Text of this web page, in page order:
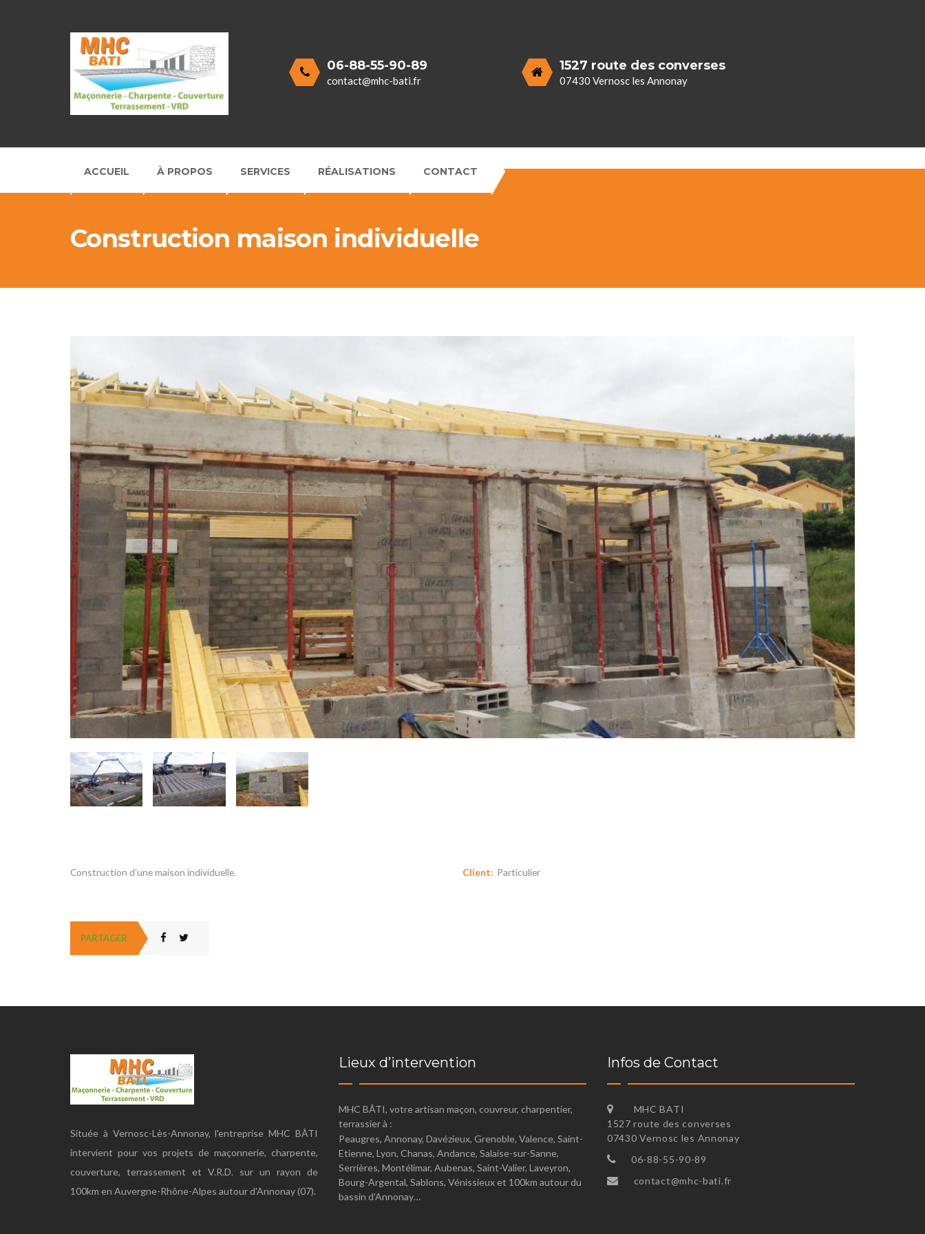
06-88-55-90-89
contact@mhc-bati.fr
1527 route des converses
07430 Vernosc les Annonay
ACCUEIL À PROPOS SERVICES RÉALISATIONS CONTACT
Construction maison individuelle
Construction d’une maison individuelle. Client: Particulier
PARTAGER
Située à Vernosc-Lès-Annonay, l'entreprise MHC BÂTI
intervient pour vos projets de maçonnerie, charpente,
couverture, terrassement et V.R.D. sur un rayon de
100km en Auvergne-Rhône-Alpes autour d'Annonay (07).
Lieux d’intervention
MHC BÂTI, votre artisan maçon, couvreur, charpentier,
terrassier à :
Peaugres, Annonay, Davézieux, Grenoble, Valence, Saint-
Etienne, Lyon, Chanas, Andance, Salaise-sur-Sanne,
Serrières, Montélimar, Aubenas, Saint-Valier, Laveyron,
Bourg-Argental, Sablons, Vénissieux et 100km autour du
bassin d’Annonay…
Infos de Contact
MHC BATI
1527 route des converses
07430 Vernosc les Annonay
06-88-55-90-89
contact@mhc-bati.fr